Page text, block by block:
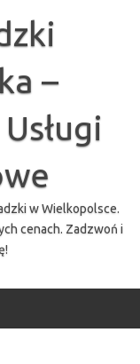
–
w Wielkopolsce.
cenach. Zadzwoń i